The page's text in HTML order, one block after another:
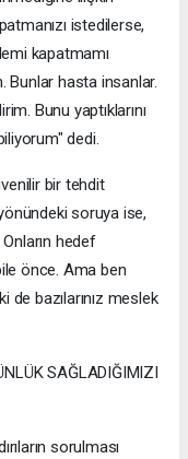
istedilerse,
kapatmamı
Bunlar hasta insanlar.
Bunu yaptıklarını
dedi.
bir tehdit
soruya ise,
hedef
önce. Ama ben
bazılarınız meslek
SAĞLADIĞIMIZI
sorulması